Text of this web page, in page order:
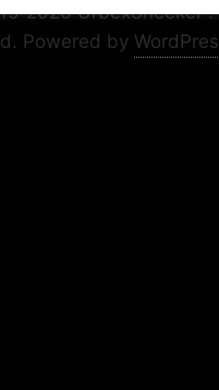
2026 UrbexSneeker .
Powered by